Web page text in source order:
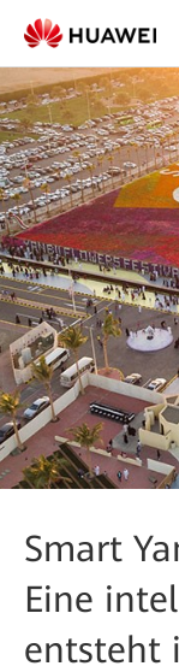
Smart
Eine
entsteht